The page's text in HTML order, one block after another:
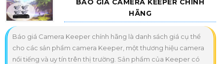
BÁO GIÁ CAMERA KEEPER CHÍNH
HÃNG
Báo giá Camera Keeper chính hãng là danh sách giá cụ thể
cho các sản phẩm camera Keeper, một thương hiệu camera
nổi tiếng và uy tín trên thị trường. Sản phẩm của Keeper có